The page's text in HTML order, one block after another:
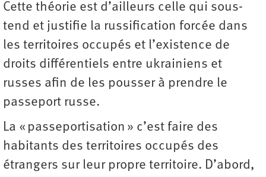
Cette théorie est d’ailleurs celle qui sous-
tend et justifie la russification forcée dans
les territoires occupés et l’existence de
droits différentiels entre ukrainiens et
russes afin de les pousser à prendre le
passeport russe.
La « passeportisation » c’est faire des
habitants des territoires occupés des
étrangers sur leur propre territoire. D’abord,